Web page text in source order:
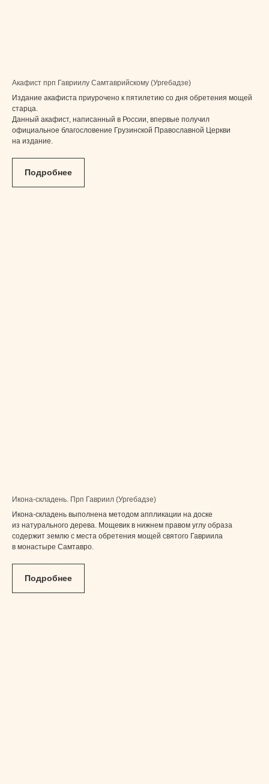
Акафист прп Гавриилу Самтаврийскому (Ургебадзе)
Издание акафиста приурочено к пятилетию со дня обретения мощей
старца.
Данный акафист, написанный в России, впервые получил
официальное благословение Грузинской Православной Церкви
на издание.
Подробнее
Икона-складень. Прп Гавриил (Ургебадзе)
Икона-складень выполнена методом аппликации на доске
из натурального дерева. Мощевик в нижнем правом углу образа
содержит землю с места обретения мощей святого Гавриила
в монастыре Самтавро.
Подробнее